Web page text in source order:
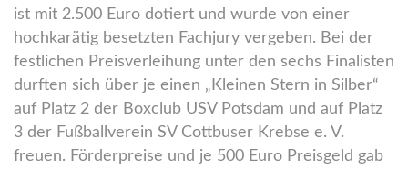
ist mit 2.500 Euro dotiert und wurde von einer
hochkarätig besetzten Fachjury vergeben. Bei der
festlichen Preisverleihung unter den sechs Finalisten
durften sich über je einen „Kleinen Stern in Silber“
auf Platz 2 der Boxclub USV Potsdam und auf Platz
3 der Fußballverein SV Cottbuser Krebse e. V.
freuen. Förderpreise und je 500 Euro Preisgeld gab